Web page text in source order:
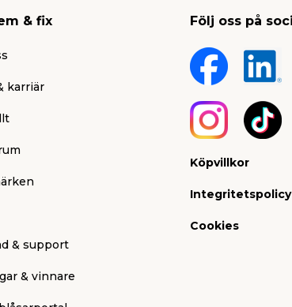
& fix
karriär
& support
& vinnare
Följ oss på
Köpvillkor
Integritetspolicy
Cookies